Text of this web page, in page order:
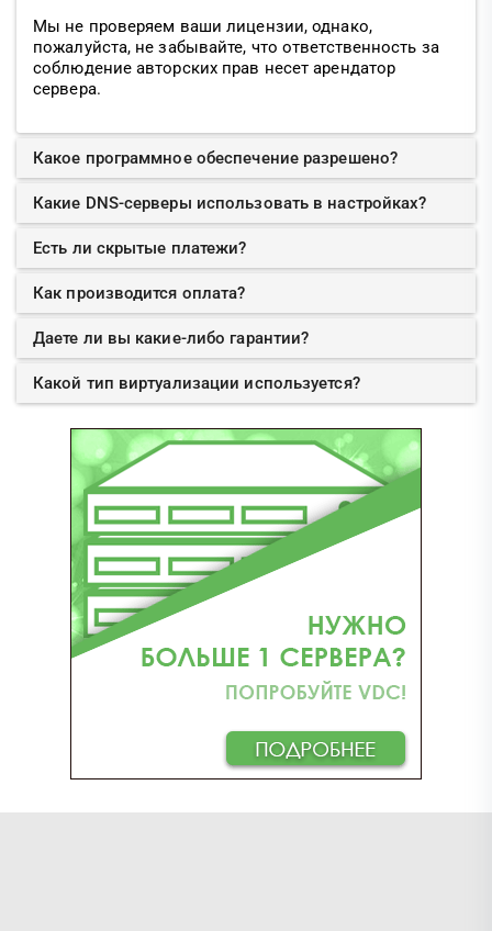
Мы не проверяем ваши лицензии, однако,
пожалуйста, не забывайте, что ответственность за
соблюдение авторских прав несет арендатор
сервера.
Какое программное обеспечение разрешено?
Какие DNS-серверы использовать в настройках?
Есть ли скрытые платежи?
Как производится оплата?
Даете ли вы какие-либо гарантии?
Какой тип виртуализации используется?